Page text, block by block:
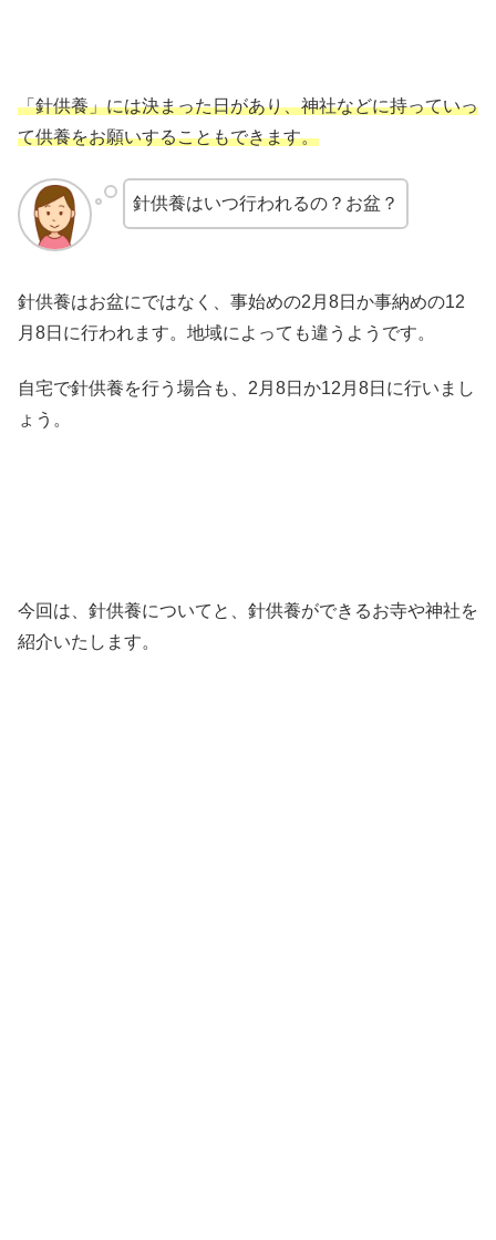
「針供養」には決まった日があり、神社などに持っていっ
て供養をお願いすることもできます。
針供養はいつ行われるの？お盆？
針供養はお盆にではなく、事始めの2月8日か事納めの12
月8日に行われます。地域によっても違うようです。
自宅で針供養を行う場合も、2月8日か12月8日に行いまし
ょう。
今回は、針供養についてと、針供養ができるお寺や神社を
紹介いたします。